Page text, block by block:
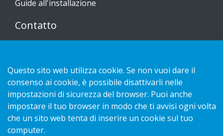
Guide all'installazione
Contatto
Cookies
Copyright 2026 HL Display AB. All rights reserved.
Questo sito web utilizza cookie. Se non vuoi dare il
consenso ai cookie, è possibile disattivarli nelle
impostazioni di sicurezza del browser. Puoi anche
impostare il tuo browser in modo che ti avvisi ogni volta
che un sito web tenta di inserire un cookie sul tuo
computer.